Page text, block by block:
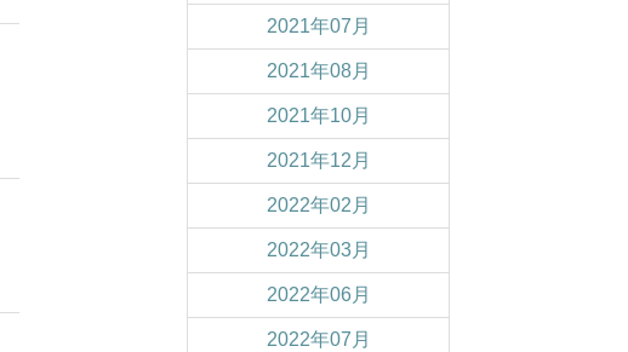
2021年07月
2021年08月
2021年10月
2021年12月
2022年02月
2022年03月
2022年06月
2022年07月